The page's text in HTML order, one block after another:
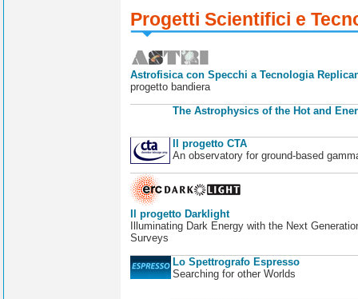
Progetti Scientifici e
Astrofisica con Specchi a Tecnologia
progetto bandiera
The Astrophysics of the Hot and
Il progetto CTA
An observatory for ground-based
Il progetto Darklight
Illuminating Dark Energy with the Next
Surveys
Lo Spettrografo Espresso
Searching for other Worlds